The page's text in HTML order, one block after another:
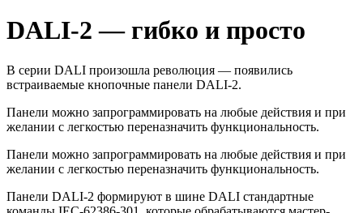
DALI-2 — гибко и просто
В серии DALI произошла революция — появились
встраиваемые кнопочные панели DALI-2.
Панели можно запрограммировать на любые действия и при
желании с легкостью переназначить функциональность.
Панели можно запрограммировать на любые действия и при
желании с легкостью переназначить функциональность.
Панели DALI-2 формируют в шине DALI стандартные